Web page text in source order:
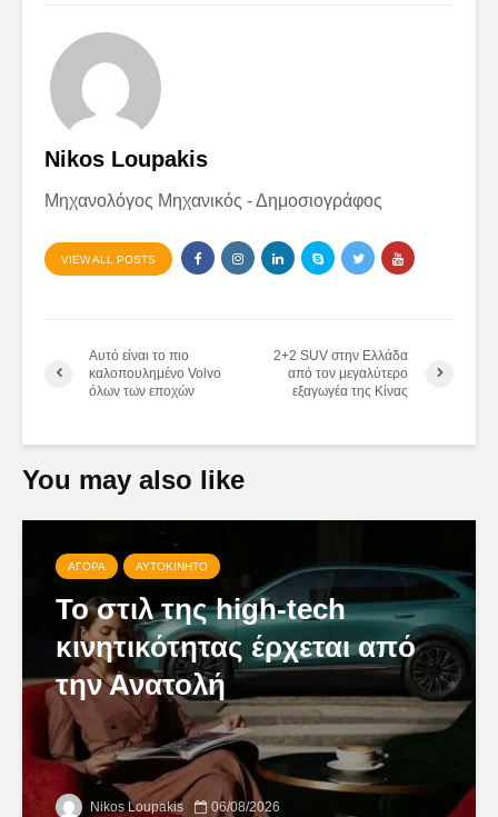
Nikos Loupakis
Μηχανολόγος Μηχανικός - Δημοσιογράφος
VIEW ALL POSTS
Αυτό είναι το πιο
καλοπουλημένο Volvo
όλων των εποχών
2+2 SUV στην Ελλάδα
από τον μεγαλύτερο
εξαγωγέα της Κίνας
You may also like
ΑΓΟΡΆ ΑΥΤΟΚΊΝΗΤΟ
Το στιλ της high-tech
κινητικότητας έρχεται από
την Ανατολή
Nikos Loupakis 06/08/2026